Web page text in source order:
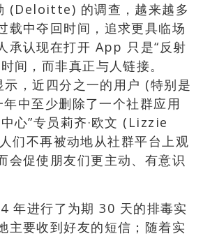
(Deloitte) 的调查，越来越多
载中夺回时间，追求更具临场
承认现在打开 App 只是“反射
间，而非真正与人链接。
，近四分之一的用户 (特别是
中至少删除了一个社群应用
心”专员莉齐·欧文 (Lizzie
们不再被动地从社群平台上观
会促使朋友们更主动、有意识
年进行了为期 30 天的排毒实
主要收到好友的短信；随着实